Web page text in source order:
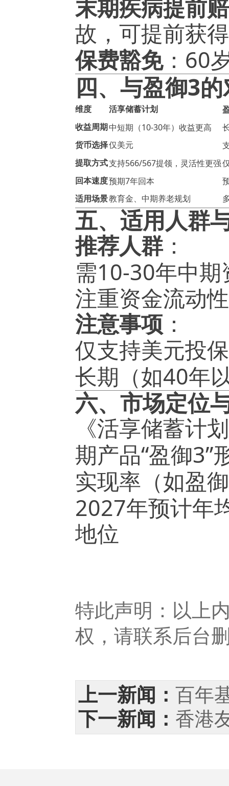
末期疾病提前
故，可提前获
保费豁免： 60
四、与盈御3的
维度 活享储蓄计划
收益周期 中短期（10-30年）收益更高
货币选择仅美元
提取方式支持566/567提领，灵活性更强
回本速度预期7年回本
适用场景教育金、中期养老规划
五、适用人群
推荐人群：
需10-30年中期
注重资金流动
注意事项 ：
仅支持美元投
长期（如40年
六、市场定位
《活享储蓄计
期产品“盈御3”
实现率（如盈御
2027年预计年
地位
特此声明：以上
权，请联系后台
上一新闻： 百年
下一新闻： 香港